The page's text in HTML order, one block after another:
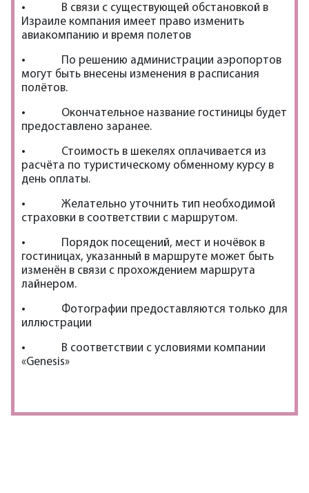
• В связи с существующей обстановкой в
Израиле компания имеет право изменить
авиакомпанию и время полетов
• По решению администрации аэропортов
могут быть внесены изменения в расписания
полётов.
• Окончательное название гостиницы будет
предоставлено заранее.
• Стоимость в шекелях оплачивается из
расчёта по туристическому обменному курсу в
день оплаты.
• Желательно уточнить тип необходимой
страховки в соответствии с маршрутом.
• Порядок посещений, мест и ночёвок в
гостиницах, указанный в маршруте может быть
изменён в связи с прохождением маршрута
лайнером.
• Фотографии предоставляются только для
иллюстрации
• В соответствии с условиями компании
«Genesis»